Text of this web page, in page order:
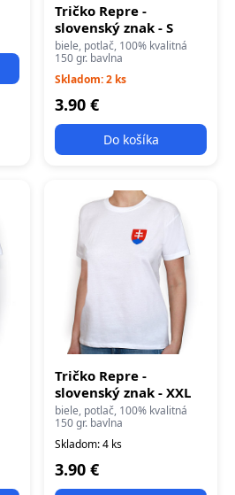
Tričko Repre -
slovenský znak - S
biele, potlač, 100% kvalitná
150 gr. bavlna
Skladom: 2 ks
3.90 €
Do košíka
Tričko Repre -
slovenský znak - XXL
biele, potlač, 100% kvalitná
150 gr. bavlna
Skladom: 4 ks
3.90 €